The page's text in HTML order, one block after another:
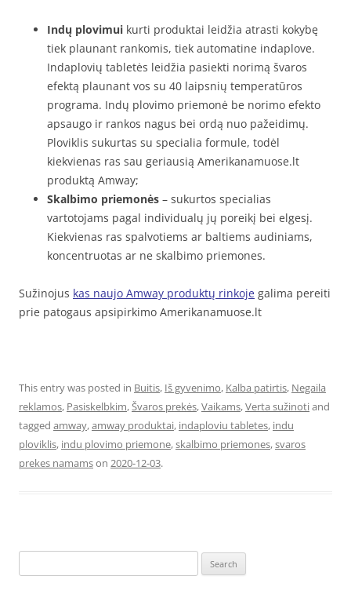
Indų plovimui kurti produktai leidžia atrasti kokybę
tiek plaunant rankomis, tiek automatine indaplove.
Indaplovių tabletės leidžia pasiekti norimą švaros
efektą plaunant vos su 40 laipsnių temperatūros
programa. Indų plovimo priemonė be norimo efekto
apsaugo ir rankos nagus bei ordą nuo pažeidimų.
Ploviklis sukurtas su specialia formule, todėl
kiekvienas ras sau geriausią Amerikanamuose.lt
produktą Amway;
Skalbimo priemonės – sukurtos specialias
vartotojams pagal individualų jų poreikį bei elgesį.
Kiekvienas ras spalvotiems ar baltiems audiniams,
koncentruotas ar ne skalbimo priemones.
Sužinojus kas naujo Amway produktų rinkoje galima pereiti
prie patogaus apsipirkimo Amerikanamuose.lt
This entry was posted in Buitis, Iš gyvenimo, Kalba patirtis, Negaila
reklamos, Pasiskelbkim,Švaros prekės,Vaikams,Verta sužinotiand
tagged amway,amway produktai, indaploviu tabletes, indu
ploviklis, indu plovimo priemone,skalbimo priemones,svaros
prekes namamson 2020-12-03.
for: